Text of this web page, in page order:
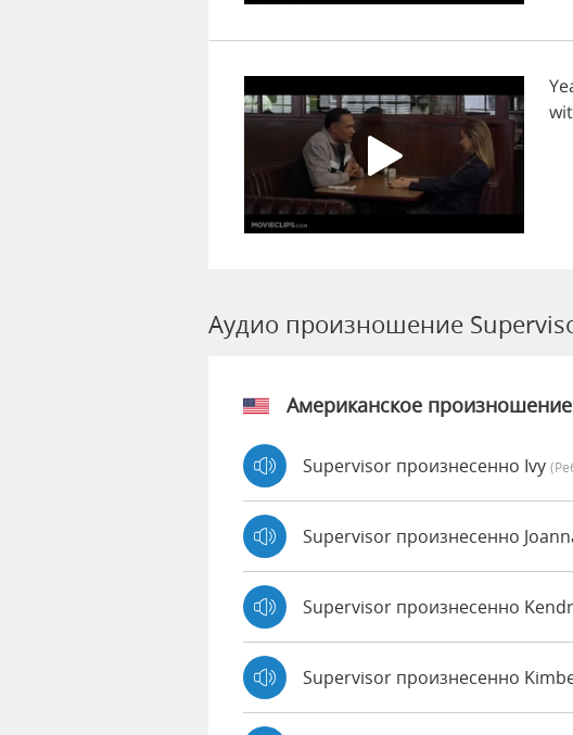
Аудио произношение
Американское произношение
Supervisor произнесенно Ivy
Supervisor произнесенно
Supervisor произнесенно
Supervisor произнесенно